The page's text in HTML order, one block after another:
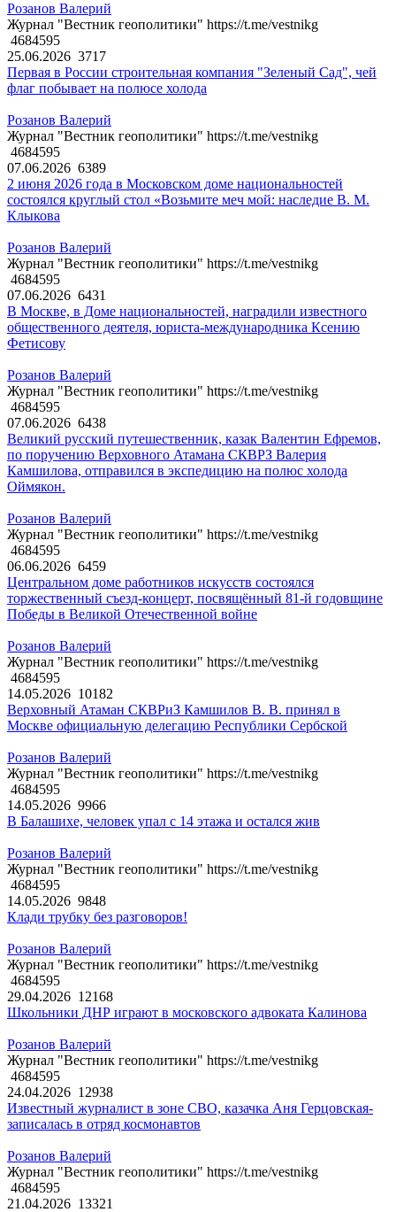
Розанов Валерий
Журнал "Вестник геополитики" https://t.me/vestnikg
4684595
25.06.2026 3717
Первая в России строительная компания "Зеленый Сад", чей
флаг побывает на полюсе холода
Розанов Валерий
Журнал "Вестник геополитики" https://t.me/vestnikg
4684595
07.06.2026 6389
2 июня 2026 года в Московском доме национальностей
состоялся круглый стол «Возьмите меч мой: наследие В. М.
Клыкова
Розанов Валерий
Журнал "Вестник геополитики" https://t.me/vestnikg
4684595
07.06.2026 6431
В Москве, в Доме национальностей, наградили известного
общественного деятеля, юриста-международника Ксению
Фетисову
Розанов Валерий
Журнал "Вестник геополитики" https://t.me/vestnikg
4684595
07.06.2026 6438
Великий русский путешественник, казак Валентин Ефремов,
по поручению Верховного Атамана СКВРЗ Валерия
Камшилова, отправился в экспедицию на полюс холода
Оймякон.
Розанов Валерий
Журнал "Вестник геополитики" https://t.me/vestnikg
4684595
06.06.2026 6459
Центральном доме работников искусств состоялся
торжественный съезд-концерт, посвящённый 81-й годовщине
Победы в Великой Отечественной войне
Розанов Валерий
Журнал "Вестник геополитики" https://t.me/vestnikg
4684595
14.05.2026 10182
Верховный Атаман СКВРиЗ Камшилов В. В. принял в
Москве официальную делегацию Республики Сербской
Розанов Валерий
Журнал "Вестник геополитики" https://t.me/vestnikg
4684595
14.05.2026 9966
В Балашихе, человек упал с 14 этажа и остался жив
Розанов Валерий
Журнал "Вестник геополитики" https://t.me/vestnikg
4684595
14.05.2026 9848
Клади трубку без разговоров!
Розанов Валерий
Журнал "Вестник геополитики" https://t.me/vestnikg
4684595
29.04.2026 12168
Школьники ДНР играют в московского адвоката Калинова
Розанов Валерий
Журнал "Вестник геополитики" https://t.me/vestnikg
4684595
24.04.2026 12938
Известный журналист в зоне СВО, казачка Аня Герцовская-
записалась в отряд космонавтов
Розанов Валерий
Журнал "Вестник геополитики" https://t.me/vestnikg
4684595
21.04.2026 13321